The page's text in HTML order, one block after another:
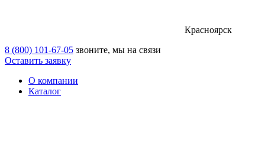
Красноярск
8 (800) 101-67-05 звоните, мы на связи
Оставить заявку
О компании
Каталог